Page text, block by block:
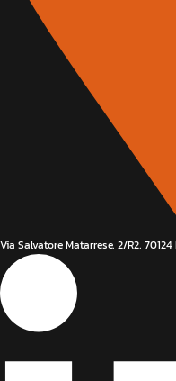
Via Salvatore Matarrese, 2/R2,